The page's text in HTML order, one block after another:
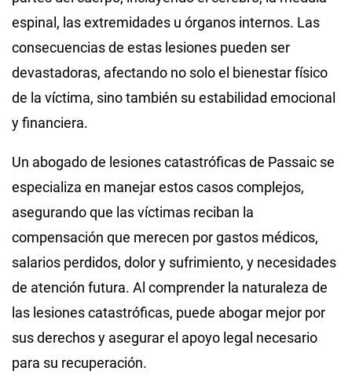
espinal, las extremidades u órganos internos. Las
consecuencias de estas lesiones pueden ser
devastadoras, afectando no solo el bienestar físico
de la víctima, sino también su estabilidad emocional
y financiera.
Un abogado de lesiones catastróficas de Passaic se
especializa en manejar estos casos complejos,
asegurando que las víctimas reciban la
compensación que merecen por gastos médicos,
salarios perdidos, dolor y sufrimiento, y necesidades
de atención futura. Al comprender la naturaleza de
las lesiones catastróficas, puede abogar mejor por
sus derechos y asegurar el apoyo legal necesario
para su recuperación.